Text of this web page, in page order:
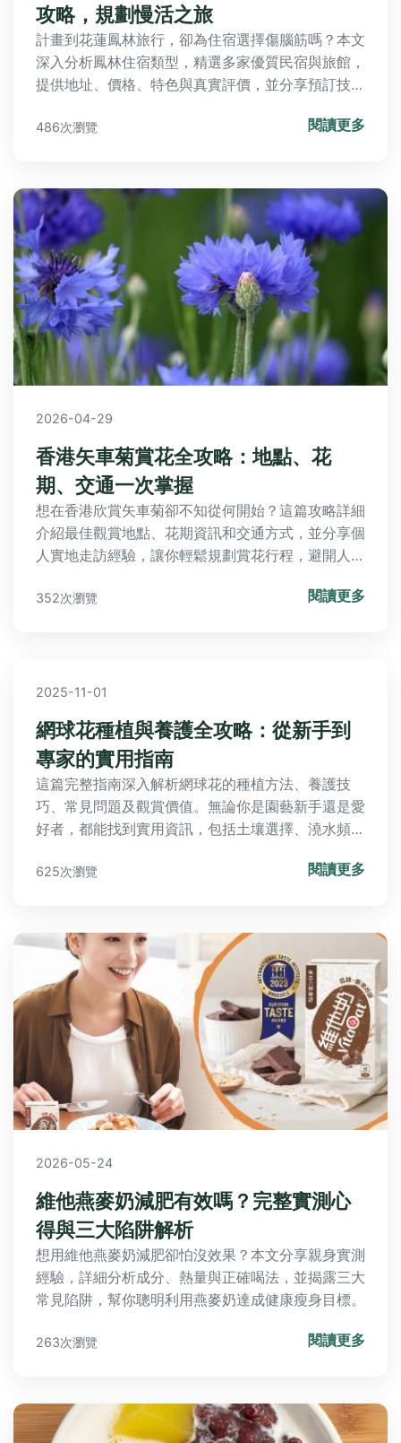
攻略，規劃慢活之旅
計畫到花蓮鳳林旅行，卻為住宿選擇傷腦筋嗎？本文
深入分析鳳林住宿類型，精選多家優質民宿與旅館，
提供地址、價格、特色與真實評價，並分享預訂技巧
486次瀏覽 閱讀更多
2026-04-29
香港矢車菊賞花全攻略：地點、花
期、交通一次掌握
想在香港欣賞矢車菊卻不知從何開始？這篇攻略詳細
介紹最佳觀賞地點、花期資訊和交通方式，並分享個
人實地走訪經驗，讓你輕鬆規劃賞花行程，避開人
352次瀏覽 閱讀更多
2025-11-01
網球花種植與養護全攻略：從新手到
專家的實用指南
這篇完整指南深入解析網球花的種植方法、養護技
巧、常見問題及觀賞價值。無論你是園藝新手還是愛
好者，都能找到實用資訊，包括土壤選擇、澆水頻
花。
625次瀏覽 閱讀更多
2026-05-24
維他燕麥奶減肥有效嗎？完整實測心
得與三大陷阱解析
想用維他燕麥奶減肥卻怕沒效果？本文分享親身實測
經驗，詳細分析成分、熱量與正確喝法，並揭露三大
常見陷阱，幫你聰明利用燕麥奶達成健康瘦身目標。
263次瀏覽 閱讀更多